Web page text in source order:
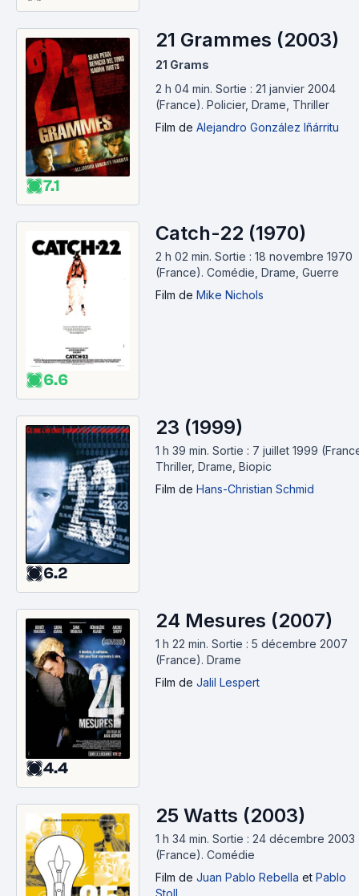
7.1
21 Grammes (2003)
21 Grams
2 h 04 min. Sortie : 21 janvier 2004
(France). Policier, Drame, Thriller
Film de Alejandro González Iñárritu
6.6
Catch-22 (1970)
2 h 02 min. Sortie : 18 novembre 1970
(France). Comédie, Drame, Guerre
Film de Mike Nichols
6.2
23 (1999)
1 h 39 min. Sortie : 7 juillet 1999
Thriller, Drame, Biopic
Film de Hans-Christian Schmid
4.4
24 Mesures (2007)
1 h 22 min. Sortie : 5 décembre 2007
(France). Drame
Film de Jalil Lespert
25 Watts (2003)
1 h 34 min. Sortie : 24 décembre 2003
(France). Comédie
Film de Juan Pablo Rebella et Pablo
Stoll